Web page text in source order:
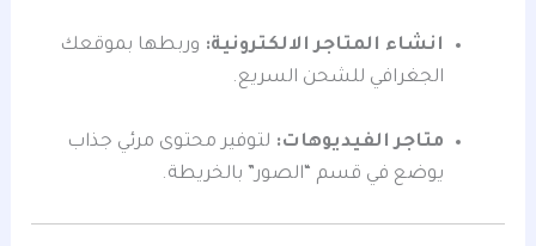
انشاء المتاجر الالكترونية: وربطها بموقعك
الجغرافي للشحن السريع.
متاجر الفيديوهات: لتوفير محتوى مرئي جذاب
يوضع في قسم “الصور” بالخريطة.